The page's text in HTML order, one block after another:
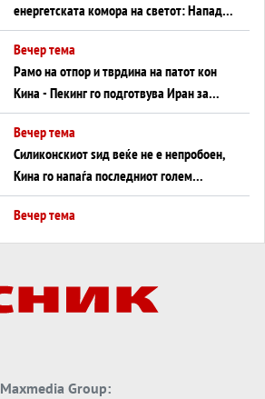
енергетската комора на светот: Нападот
во Суец најавува глобален енергетски
инфаркт?
Вечер тема
Рамо на отпор и тврдина на патот кон
Кина - Пекинг го подготвува Иран за
американска копнена инвазија
Вечер тема
Силиконскиот ѕид веќе не е непробоен,
Кина го напаѓа последниот голем
монопол на Западот?
Вечер тема
Вечер тема
Вечер тема
Maxmedia Group: